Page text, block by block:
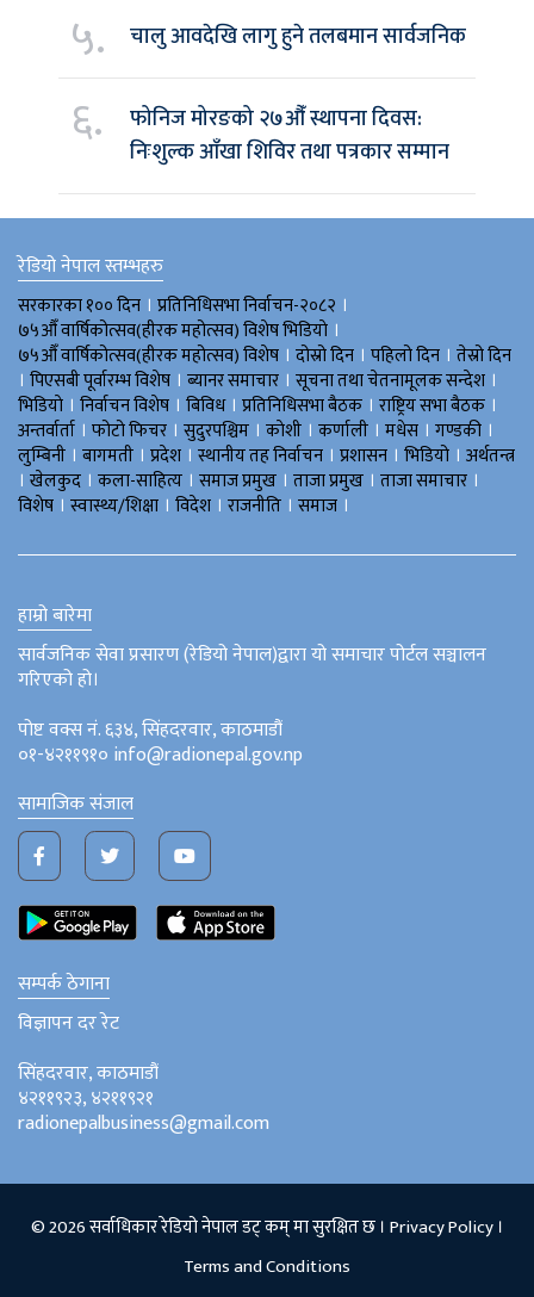
५. चालु आवदेखि लागु हुने तलबमान सार्वजनिक
६.
फोनिज मोरङको २७औँ स्थापना दिवस:
निःशुल्क आँखा शिविर तथा पत्रकार सम्मान
रेडियो नेपाल स्तम्भहरु
सरकारका १०० दिन । प्रतिनिधिसभा निर्वाचन-२०८२ ।
७५औँ वार्षिकोत्सव(हीरक महोत्सव) विशेष भिडियाे ।
७५औँ वार्षिकोत्सव(हीरक महोत्सव) विशेष । दोस्रो दिन । पहिलो दिन । तेस्रो दिन
। पिएसबी पूर्वारम्भ विशेष । ब्यानर समाचार । सूचना तथा चेतनामूलक सन्देश ।
भिडियाे । निर्वाचन विशेष । बिविध। प्रतिनिधिसभा बैठक । राष्ट्रिय सभा बैठक ।
अन्तर्वार्ता । फोटो फिचर । सुदुरपश्चिम । काेशी । कर्णाली । मधेस । गण्डकी ।
लुम्बिनी । बागमती । प्रदेश । स्थानीय तह निर्वाचन । प्रशासन । भिडियो । अर्थतन्त्र
। खेलकुद । कला-साहित्य । समाज प्रमुख । ताजा प्रमुख । ताजा समाचार ।
विशेष । स्वास्थ्य/शिक्षा । विदेश । राजनीति । समाज ।
हाम्रो बारेमा
सार्वजनिक सेवा प्रसारण (रेडियो नेपाल)द्वारा यो समाचार पोर्टल सञ्चालन
गरिएको हो।
पोष्ट वक्स नं. ६३४, सिंहदरवार, काठमाडौं
०१-४२११९१० info@radionepal.gov.np
सामाजिक संजाल
सम्पर्क ठेगाना
विज्ञापन दर रेट
सिंहदरवार, काठमाडौं
४२११९२३, ४२११९२१
radionepalbusiness@gmail.com
© 2026 सर्वाधिकार रेडियो नेपाल डट् कम् मा सुरक्षित छ । Privacy Policy।
Terms and Conditions